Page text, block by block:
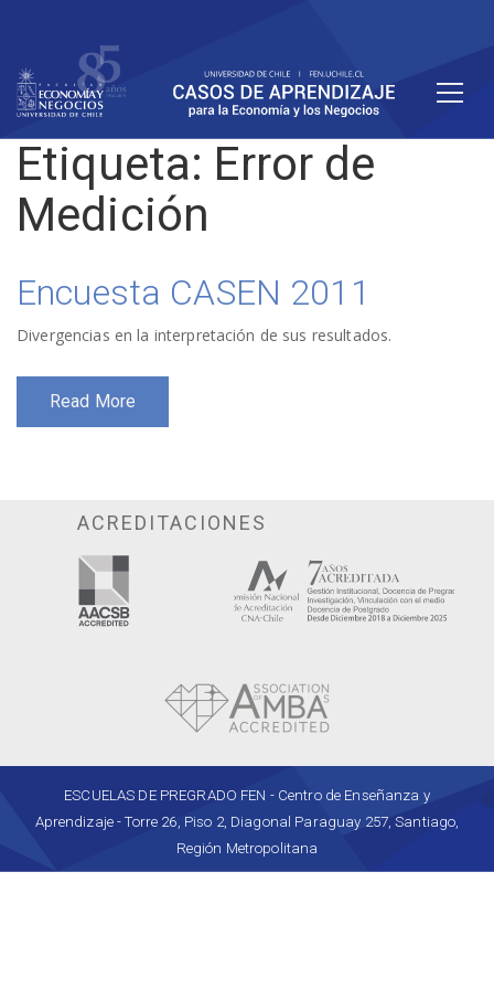
Etiqueta: Error de
Medición
Encuesta CASEN 2011
Divergencias en la interpretación de sus resultados.
Read More
ACREDITACIONES
ESCUELAS DE PREGRADO FEN - Centro de Enseñanza y
Aprendizaje - Torre 26, Piso 2, Diagonal Paraguay 257, Santiago,
Región Metropolitana